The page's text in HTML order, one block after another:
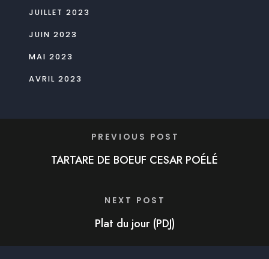
JUILLET 2023
JUIN 2023
MAI 2023
AVRIL 2023
PREVIOUS POST
TARTARE DE BOEUF CESAR POÉLÉ
NEXT POST
Plat du jour (PDJ)